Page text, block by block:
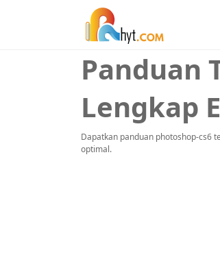
Panduan
Lengkap
Dapatkan panduan photoshop-cs6
optimal.